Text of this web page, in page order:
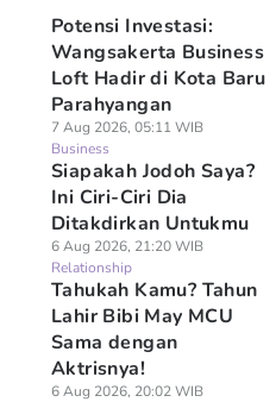
Potensi Investasi:
Wangsakerta Business
Loft Hadir di Kota Baru
Parahyangan
7 Aug 2026, 05:11 WIB
Business
Siapakah Jodoh Saya?
Ini Ciri-Ciri Dia
Ditakdirkan Untukmu
6 Aug 2026, 21:20 WIB
Relationship
Tahukah Kamu? Tahun
Lahir Bibi May MCU
Sama dengan
Aktrisnya!
6 Aug 2026, 20:02 WIB